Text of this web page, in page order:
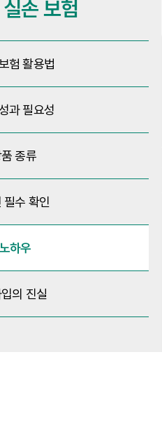
손 보험
험 활용법
과 필요성
종류
필수 확인
하우
의 진실